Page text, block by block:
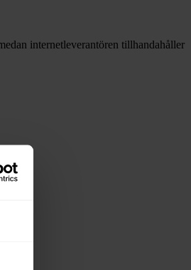
internetleverantören tillhandahåller